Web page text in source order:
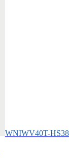
WNIWV40T-